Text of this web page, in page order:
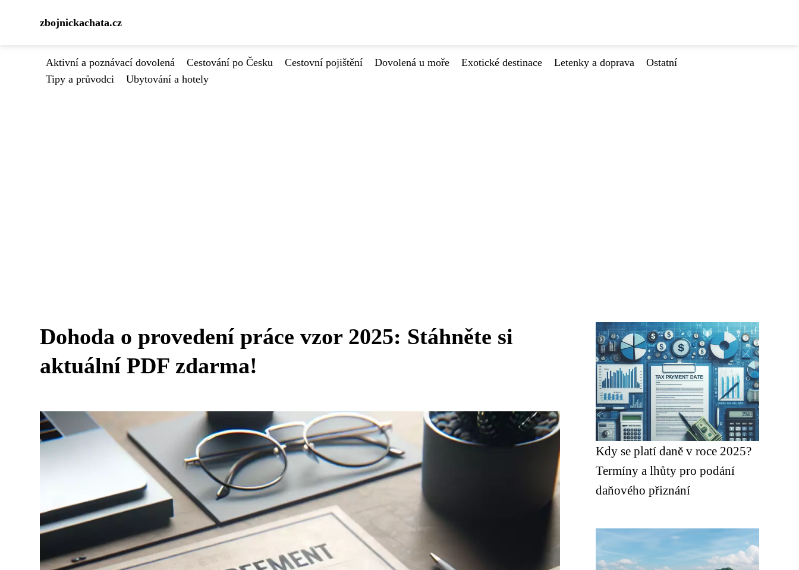
zbojnickachata.cz
Aktivní a poznávací dovolená Cestování po Česku Cestovní pojištění Dovolená u moře Exotické destinace Letenky a doprava
Ostatní
Tipy a průvodci
Ubytování a hotely
Dohoda o provedení práce vzor 2025: Stáhněte si
aktuální PDF zdarma!
Kdy se platí daně v roce 2025?
Termíny a lhůty pro podání
daňového přiznání